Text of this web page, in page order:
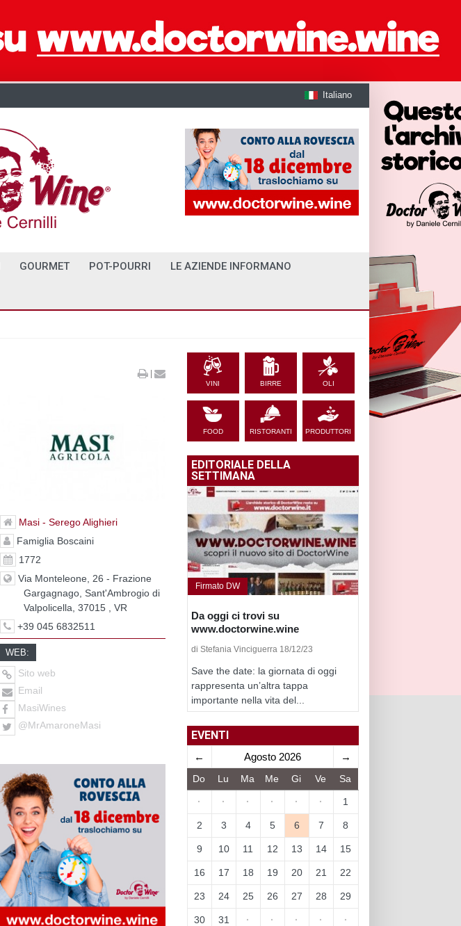
Italiano
GOURMET POT-POURRI LE AZIENDE INFORMANO
|
Masi - Serego Alighieri
Famiglia Boscaini
1772
Via Monteleone, 26 - Frazione
Gargagnago, Sant'Ambrogio di
Valpolicella, 37015 , VR
+39 045 6832511
WEB:
Sito web
Email
MasiWines
@MrAmaroneMasi
VINI BIRRE OLI
FOOD RISTORANTI PRODUTTORI
EDITORIALE DELLA
SETTIMANA
Firmato DW
Da oggi ci trovi su
www.doctorwine.wine
di Stefania Vinciguerra 18/12/23
Save the date: la giornata di oggi
rappresenta un’altra tappa
importante nella vita del...
EVENTI
← Agosto 2026 →
Do Lu Ma Me Gi Ve Sa
· · · · · · 1
2 3 4 5 6 7 8
9 10 11 12 13 14 15
16 17 18 19 20 21 22
23 24 25 26 27 28 29
30 31 · · · · ·